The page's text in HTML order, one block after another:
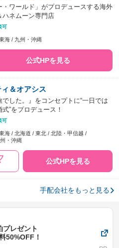
・ワールド」がプロデュースする海外
ハネムーン専門店
可
海 九州・沖縄
公式HPを見る
＆オアシス
でした。』をコンセプトに“一日では
”をプロデュース！
可
海 北海道 東北
北陸・甲信越
・沖縄
公式HPを見る
手配会社をもっと見る
プレゼント
50%OFF！